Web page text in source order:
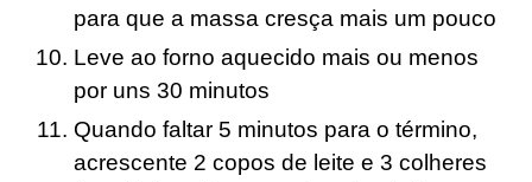
para que a massa cresça mais um pouco
Leve ao forno aquecido mais ou menos
por uns 30 minutos
Quando faltar 5 minutos para o término,
acrescente 2 copos de leite e 3 colheres